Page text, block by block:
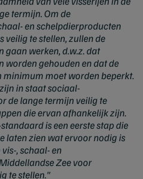
termijn. Om de
en schelpdierproducten
veilig te stellen, zullen de
gaan werken, d.w.z. dat
worden gehouden en dat de
minimum moet worden beperkt.
in staat sociaal-
de lange termijn veilig te
die ervan afhankelijk zijn.
is een eerste stap die
laten zien wat ervoor nodig is
, schaal- en
Zee voor
te stellen."